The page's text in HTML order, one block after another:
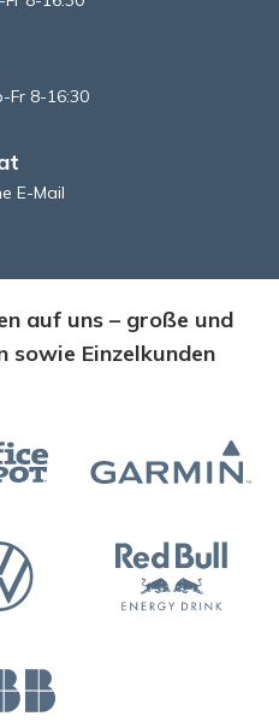
Fr 8-16:30
E-Mail
auf uns – große und
sowie Einzelkunden